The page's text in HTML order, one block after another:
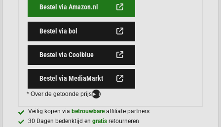
Bestel via Amazon.nl
Bestel via bol
Bestel via Coolblue
Bestel via MediaMarkt
* Over de getoonde prijs i
Veilig kopen via betrouwbareaffiliate partners
30 Dagen bedenktijd engratis retourneren